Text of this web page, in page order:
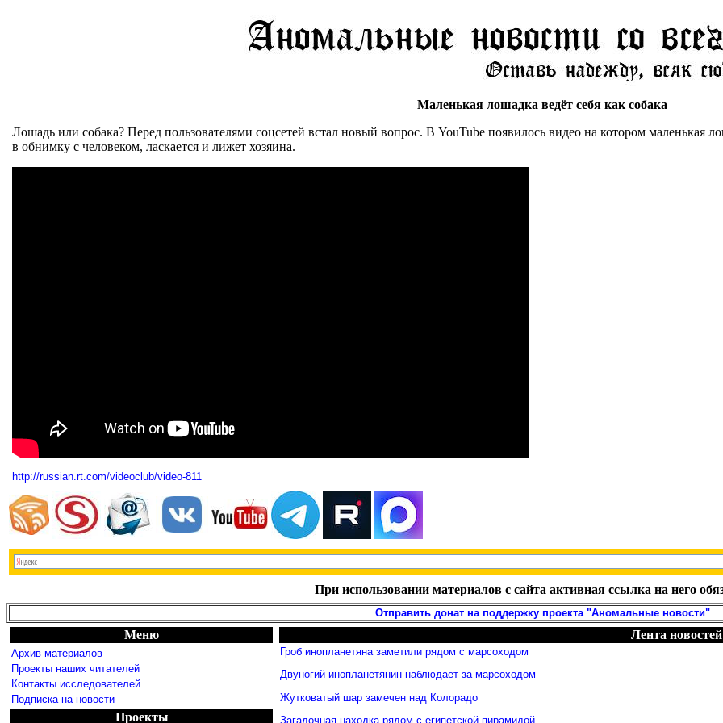
Маленькая лошадка ведёт себя как собака
Лошадь или собака? Перед пользователями соцсетей встал новый вопрос. В YouTube появилось видео на котором маленькая
в обнимку с человеком, ласкается и лижет хозяина.
http://russian.rt.com/videoclub/video-811
При использовании материалов с сайта активная ссылка на него
Отправить донат на поддержку проекта "Аномальные новости"
Меню
Архив материалов
Проекты наших читателей
Контакты исследователей
Подписка на новости
Проекты
Лента новостей
Гроб инопланетяна заметили рядом с марсоходом
Двуногий инопланетянин наблюдает за марсоходом
Жутковатый шар замечен над Колорадо
Загадочная находка рядом с египетской пирамидой